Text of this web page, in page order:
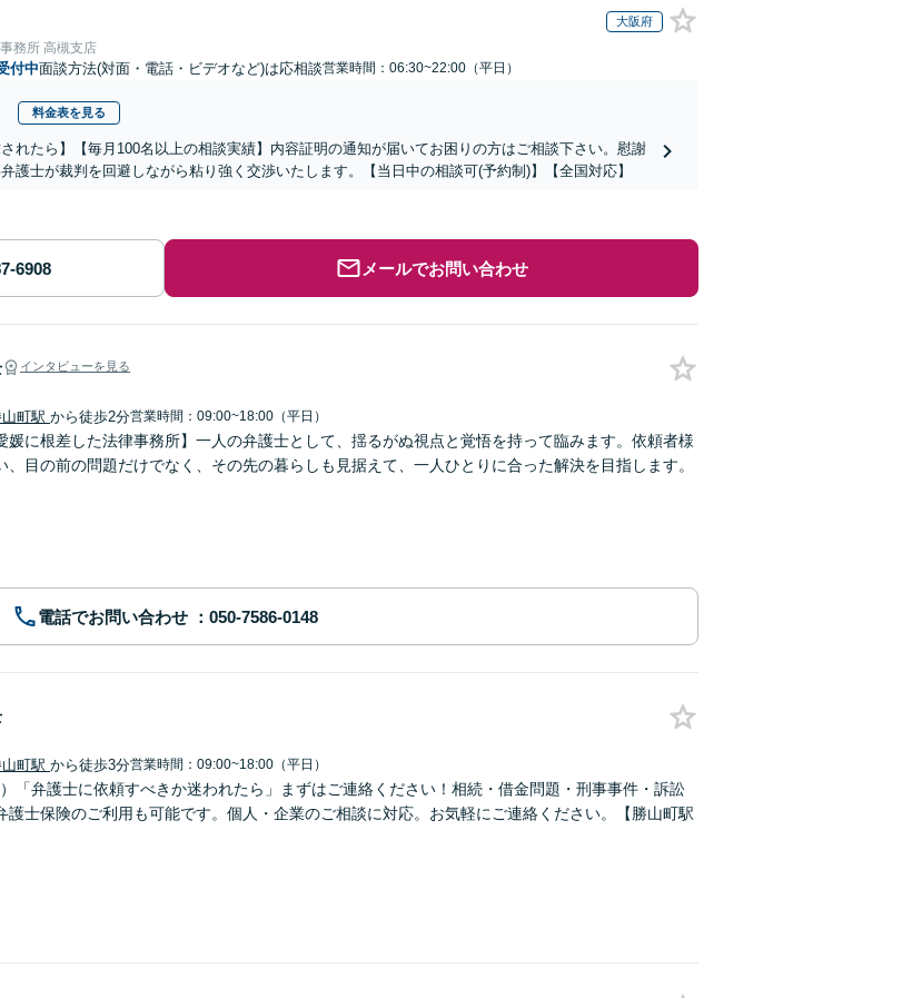
大阪府
務所 高槻支店
付中面談方法(対面・電話・ビデオなど)は応相談営業時間：06:30~22:00（平日）
料金表を見る
されたら】【毎月100名以上の相談実績】内容証明の通知が届いてお困りの方はご相談下さい。慰謝
護士が裁判を回避しながら粘り強く交渉いたします。【当日中の相談可(予約制)】【全国対応】
メールでお問い合わせ
インタビューを見る
山町駅 から徒歩2分営業時間：09:00~18:00（平日）
媛に根差した法律事務所】一人の弁護士として、揺るがぬ視点と覚悟を持って臨みます。依頼者様
、目の前の問題だけでなく、その先の暮らしも見据えて、一人ひとりに合った解決を目指します。
電話でお問い合わせ
山町駅 から徒歩3分営業時間：09:00~18:00（平日）
「弁護士に依頼すべきか迷われたら」まずはご連絡ください！相続・借金問題・刑事事件・訴訟
護士保険のご利用も可能です。個人・企業のご相談に対応。お気軽にご連絡ください。【勝山町駅